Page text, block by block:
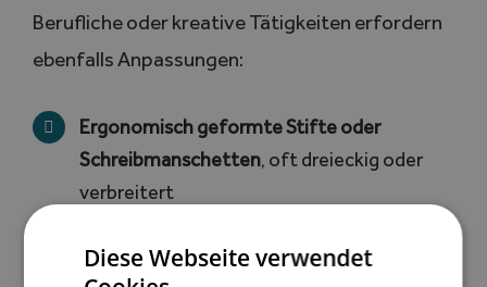
Berufliche oder kreative Tätigkeiten erfordern
ebenfalls Anpassungen:
Ergonomisch geformte Stifte oder
Schreibmanschetten, oft dreieckig oder
verbreitert
die den Kraftaufwand verringern
Diese Webseite verwendet